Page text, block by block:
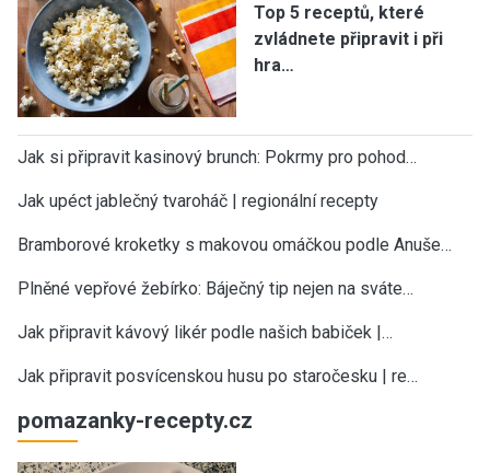
Top 5 receptů, které
zvládnete připravit i při
hra…
Jak si připravit kasinový brunch: Pokrmy pro pohod…
Jak upéct jablečný tvaroháč | regionální recepty
Bramborové kroketky s makovou omáčkou podle Anuše…
Plněné vepřové žebírko: Báječný tip nejen na sváte…
Jak připravit kávový likér podle našich babiček |…
Jak připravit posvícenskou husu po staročesku | re…
pomazanky-recepty.cz